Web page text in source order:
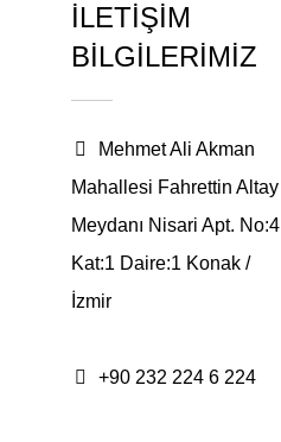
İLETİŞİM
BİLGİLERİMİZ
Mehmet Ali Akman
Mahallesi Fahrettin Altay
Meydanı Nisari Apt. No:4
Kat:1 Daire:1 Konak /
İzmir
+90 232 224 6 224